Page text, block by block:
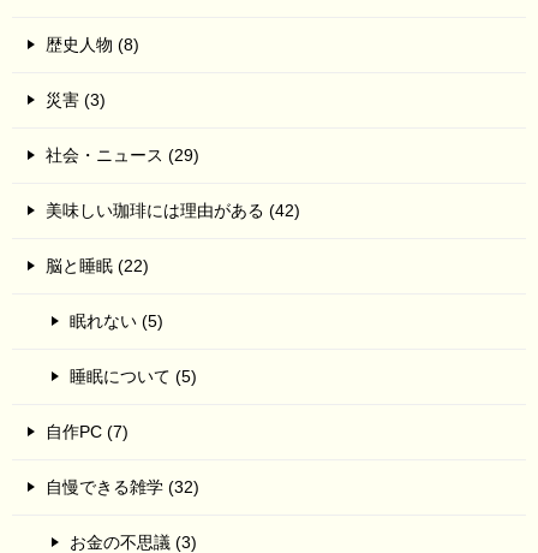
歴史人物 (8)
災害 (3)
社会・ニュース (29)
美味しい珈琲には理由がある (42)
脳と睡眠 (22)
眠れない (5)
睡眠について (5)
自作PC (7)
自慢できる雑学 (32)
お金の不思議 (3)